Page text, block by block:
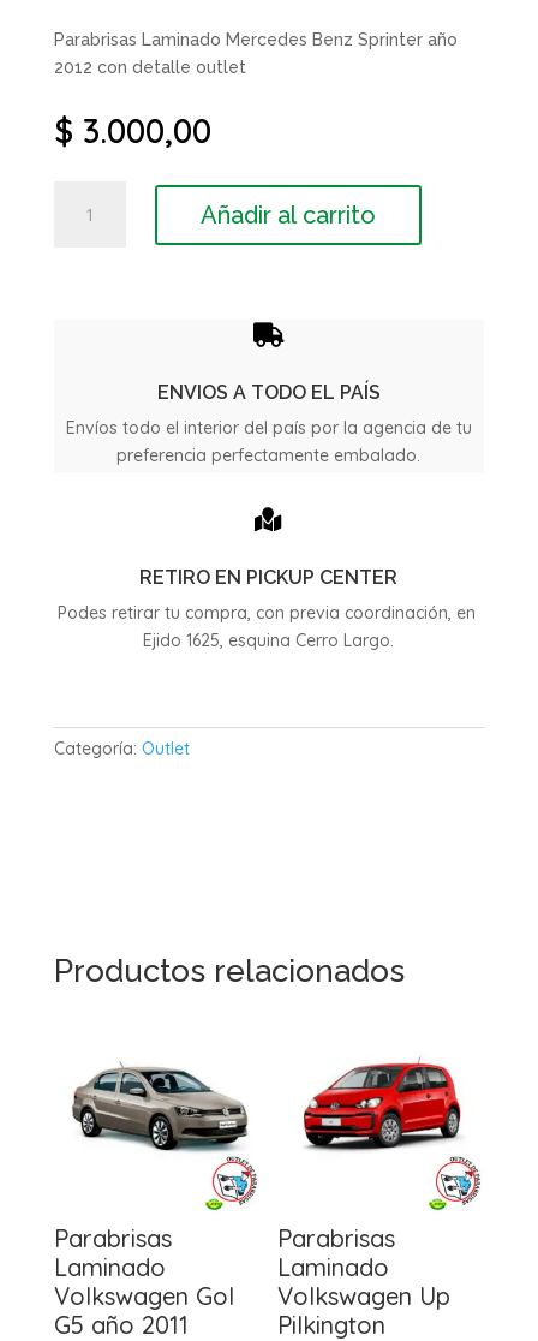
Parabrisas Laminado Mercedes Benz Sprinter año
2012 con detalle outlet
$ 3.000,00
Laminado
Añadir al carrito

ENVIOS A TODO EL PAÍS
Envíos todo el interior del país por la agencia de tu
preferencia perfectamente embalado.

RETIRO EN PICKUP CENTER
Podes retirar tu compra, con previa coordinación, en
Ejido 1625, esquina Cerro Largo.
Categoría: Outlet
Productos relacionados
Parabrisas
Laminado
Volkswagen Gol
G5 año 2011
Parabrisas
Laminado
Volkswagen Up
Pilkington